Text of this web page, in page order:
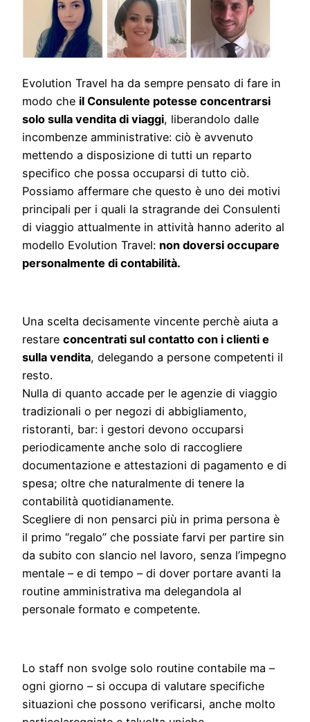
Evolution Travel ha da sempre pensato di fare in
modo che il Consulente potesse concentrarsi
solo sulla vendita di viaggi, liberandolo dalle
incombenze amministrative: ciò è avvenuto
mettendo a disposizione di tutti un reparto
specifico che possa occuparsi di tutto ciò.
Possiamo affermare che questo è uno dei motivi
principali per i quali la stragrande dei Consulenti
di viaggio attualmente in attività hanno aderito al
modello Evolution Travel: non doversi occupare
personalmente di contabilità.
Una scelta decisamente vincente perchè aiuta a
restare concentrati sul contatto con i clienti e
sulla vendita, delegando a persone competenti il
resto.
Nulla di quanto accade per le agenzie di viaggio
tradizionali o per negozi di abbigliamento,
ristoranti, bar: i gestori devono occuparsi
periodicamente anche solo di raccogliere
documentazione e attestazioni di pagamento e di
spesa; oltre che naturalmente di tenere la
contabilità quotidianamente.
Scegliere di non pensarci più in prima persona è
il primo “regalo” che possiate farvi per partire sin
da subito con slancio nel lavoro, senza l’impegno
mentale – e di tempo – di dover portare avanti la
routine amministrativa ma delegandola al
personale formato e competente.
Lo staff non svolge solo routine contabile ma –
ogni giorno – si occupa di valutare specifiche
situazioni che possono verificarsi, anche molto